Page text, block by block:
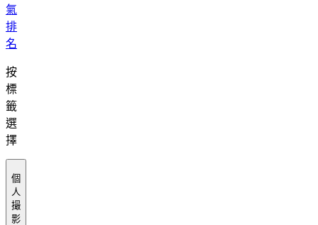
氣
排
名
按
標
籤
選
擇
個
人
撮
影